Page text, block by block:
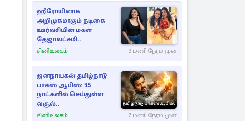
ஹீரோயினாக
அறிமுகமாகும் நடிகை
ஊர்வசியின் மகள்
தேஜாலட்சுமி..
சினிஉலகம் 9 மணி நேரம் முன்
ஜனநாயகன் தமிழ்நாடு
பாக்ஸ் ஆபிஸ்: 15
நாட்களில் செய்துள்ள
வசூல்..
சினிஉலகம் 7 மணி நேரம் முன்